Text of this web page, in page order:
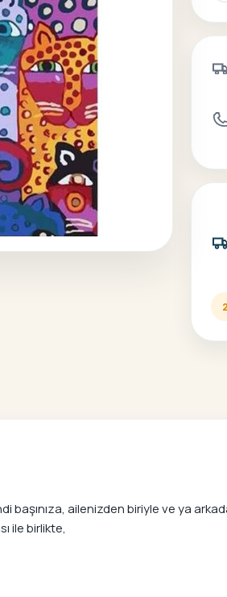
başınıza, ailenizden biriyle ve ya
ile birlikte,